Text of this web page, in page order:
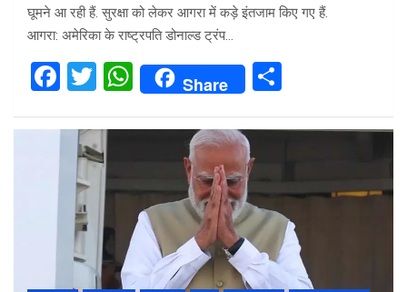
घूमने आ रही हैं. सुरक्षा को लेकर आगरा में कड़े इंतजाम किए गए हैं.
आगरा: अमेरिका के राष्ट्रपति डोनाल्ड ट्रंप…
F
ce
o
k
T
tt
er
W
h
at
A
p
Share
ar